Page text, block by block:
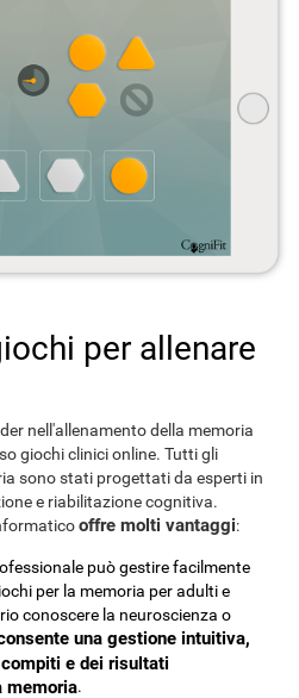
per allenare
nell'allenamento della memoria
giochi clinici online. Tutti gli
sono stati progettati da esperti in
e riabilitazione cognitiva.
offre molti vantaggi:
può gestire facilmente
per la memoria per adulti e
conoscere la neuroscienza o
una gestione intuitiva,
e dei risultati
memoria.